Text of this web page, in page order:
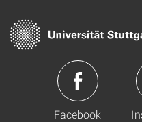
Facebook